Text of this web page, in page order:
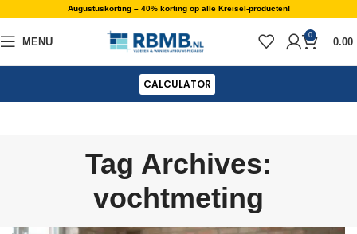
Augustuskorting – 40% korting op alle Kreisel-producten!
MENU
0
0.00
CALCULATOR
Tag Archives:
vochtmeting